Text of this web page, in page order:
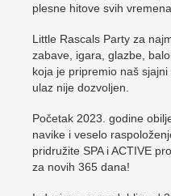
plesne hitove svih
Little Rascals Party za
zabave, igara, glazbe,
koja je pripremio naš
ulaz nije dozvoljen.
Početak 2023. godine
navike i veselo
pridružite SPA i ACTIVE
za novih 365 dana!